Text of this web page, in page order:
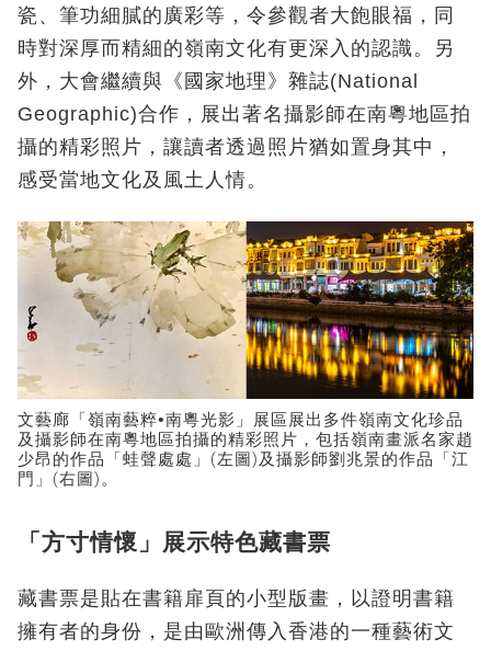
瓷、筆功細膩的廣彩等，令參觀者大飽眼福，同
時對深厚而精細的嶺南文化有更深入的認識。另
外，大會繼續與《國家地理》雜誌(National
Geographic)合作，展出著名攝影師在南粵地區拍
攝的精彩照片，讓讀者透過照片猶如置身其中，
感受當地文化及風土人情。
文藝廊「嶺南藝粹•南粵光影」展區展出多件嶺南文化珍品
及攝影師在南粵地區拍攝的精彩照片，包括嶺南畫派名家趙
少昂的作品「蛙聲處處」(左圖)及攝影師劉兆景的作品「江
門」(右圖)。
「方寸情懷」展示特色藏書票
藏書票是貼在書籍扉頁的小型版畫，以證明書籍
擁有者的身份，是由歐洲傳入香港的一種藝術文